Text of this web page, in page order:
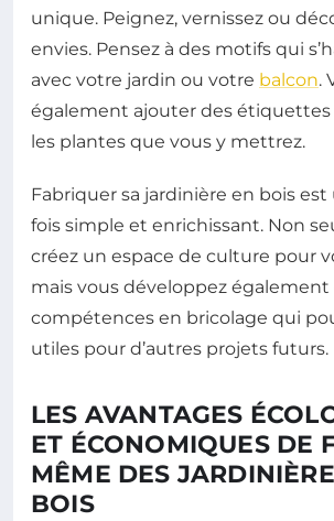
unique. Peignez, vernissez ou
envies. Pensez à des motifs qui
avec votre jardin ou votre balcon.
également ajouter des
les plantes que vous y mettrez.
Fabriquer sa jardinière en bois est
fois simple et enrichissant. Non
créez un espace de culture pour
mais vous développez également
compétences en bricolage qui
utiles pour d’autres projets futurs.
LES AVANTAGES
ET ÉCONOMIQUES DE
MÊME DES
BOIS